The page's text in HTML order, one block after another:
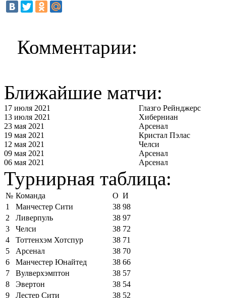
Комментарии:
Ближайшие матчи:
17 июля 2021
Глазго Рейнджерс
13 июля 2021
Хиберниан
23 мая 2021
Арсенал
19 мая 2021
Кристал Пэлас
12 мая 2021
Челси
09 мая 2021
Арсенал
06 мая 2021
Арсенал
Турнирная таблица:
№ Команда О И
1
Манчестер Сити 38 98
2
Ливерпуль 38 97
3
Челси 38 72
4
Тоттенхэм Хотспур 38 71
5
Арсенал 38 70
6
Манчестер Юнайтед 38 66
7
Вулверхэмптон 38 57
8
Эвертон 38 54
9
Лестер Сити 38 52